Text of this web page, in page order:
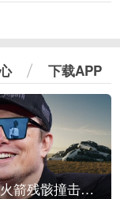
下载APP
SpaceX火箭残骸撞击月球